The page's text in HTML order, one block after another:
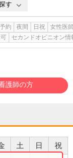
す
約 夜間 日祝
女性医
セカンドオピニオン情
護師の方
土 日 祝